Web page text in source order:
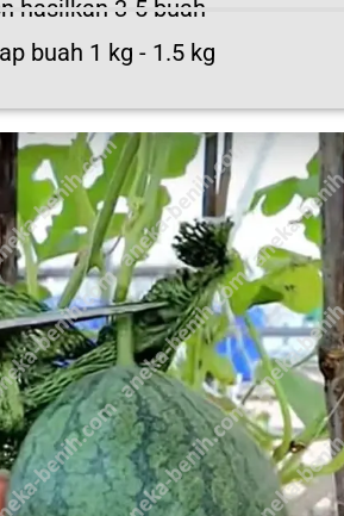
hasilkan 3-5 buah
buah 1 kg - 1.5 kg